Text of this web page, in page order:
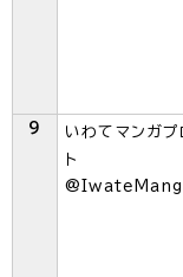
9
いわてマンガプ
ト